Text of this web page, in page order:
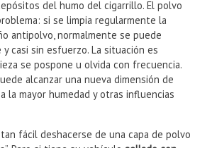
Los fumadores también tienen
del humo del cigarrillo. El polvo
si se limpia regularmente la
antipolvo, normalmente se puede
casi sin esfuerzo. La situación es
se pospone u olvida con frecuencia.
alcanzar una nueva dimensión de
la mayor humedad y otras influencias